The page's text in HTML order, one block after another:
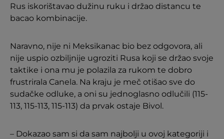
Rus iskorištavao dužinu ruku i držao distancu te
bacao kombinacije.
Naravno, nije ni Meksikanac bio bez odgovora, ali
nije uspio ozbiljnije ugroziti Rusa koji se držao svoje
taktike i ona mu je polazila za rukom te dobro
frustrirala Canela. Na kraju je meč otišao sve do
sudačke odluke, a oni su jednoglasno odlučili (115-
113, 115-113, 115-113) da prvak ostaje Bivol.
– Dokazao sam si da sam najbolji u ovoj kategoriji i